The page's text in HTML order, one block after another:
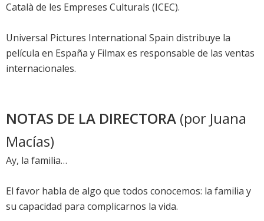
Català de les Empreses Culturals (ICEC).
Universal Pictures International Spain distribuye la
película en España y Filmax es responsable de las ventas
internacionales.
NOTAS DE LA DIRECTORA (por Juana
Macías)
Ay, la familia…
El favor habla de algo que todos conocemos: la familia y
su capacidad para complicarnos la vida.